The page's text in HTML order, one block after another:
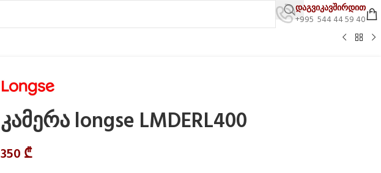
დაგვიკავშირდით
+995 544 44 59 40
კამერა longse LMDERL400
350 ₾